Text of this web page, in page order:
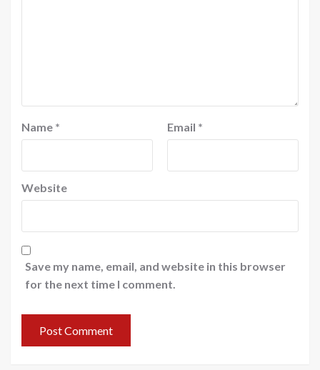
Name * Email *
Website
Save my name, email, and website in this browser
for the next time I comment.